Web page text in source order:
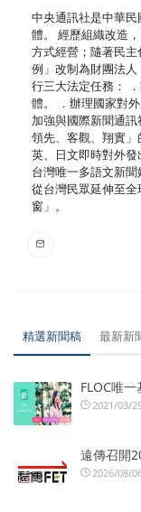
中央通訊社是中華
體。 經歷組織改造
方式經營；隨著民
例」改制為財團法
行三大法定任務：
體。 ．辦理國家對
加強與國際新聞通訊
領先、客觀、翔實」
英、日文即時對外
台灣唯一多語文新
從台灣民眾延伸至
窗」。
精選新聞稿 最新新
FLOC唯
2021/03/
遠傳召開
2026/08/